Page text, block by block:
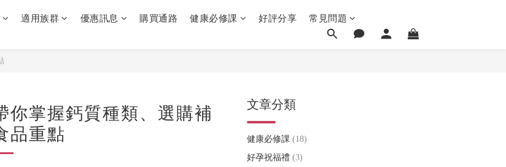
適用族群 優惠訊息 購買通路 健康必修課 好評分享 常見問題
你掌握鈣質種類、選購補
品重點
文章分類
健康必修課 (18)
好孕祝福禮 (3)